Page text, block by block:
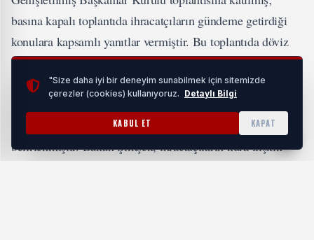
basına kapalı toplantıda ihracatçıların gündeme getirdiği
konulara kapsamlı yanıtlar vermiştir. Bu toplantıda döviz
kuruna ilişkin Bakan Şimşek’e atfedilen ve haberde yer
verilen değerlendirmeler doğru değildir. Bahse konu
toplantıda, Bakan Şimşek’in açıklamalarının bağlamından
koparıldığı ve manipüle edilerek servis edildiği
belirlenmiştir. Bakan Şimşek, ihracatçıların kura ilişkin
"Size daha iyi bir deneyim sunabilmek için sitemizde
çerezler (cookies) kullanıyoruz. Detaylı Bilgi
KABUL ET KAPAT